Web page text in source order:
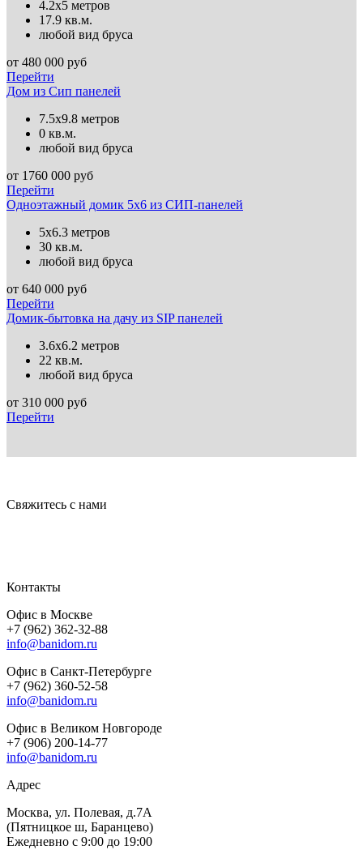
4.2х5 метров
17.9 кв.м.
любой вид бруса
от 480 000 руб
Перейти
Дом из Сип панелей
7.5х9.8 метров
0 кв.м.
любой вид бруса
от 1760 000 руб
Перейти
Одноэтажный домик 5х6 из СИП-панелей
5х6.3 метров
30 кв.м.
любой вид бруса
от 640 000 руб
Перейти
Домик-бытовка на дачу из SIP панелей
3.6х6.2 метров
22 кв.м.
любой вид бруса
от 310 000 руб
Перейти
Свяжитесь с нами
Контакты
Офис в Москве
+7 (962) 362-32-88
info@banidom.ru
Офис в Санкт-Петербурге
+7 (962) 360-52-58
info@banidom.ru
Офис в Великом Новгороде
+7 (906) 200-14-77
info@banidom.ru
Адрес
Москва, ул. Полевая, д.7А
(Пятницкое ш, Баранцево)
Ежедневно с 9:00 до 19:00